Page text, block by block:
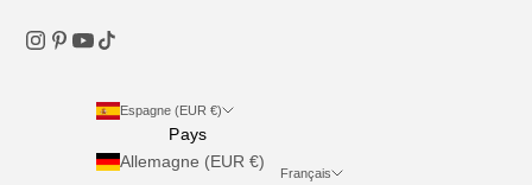
Espagne (EUR €)
Pays
Allemagne (EUR €)
Français